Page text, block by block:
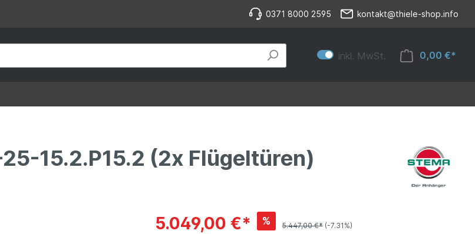
0371 8000 2595 kontakt@thiele-shop.info
inkl. MwSt. 0,00 €*
15.2.P15.2 (2x Flügeltüren)
5.049,00 €* % 5.447,00 €* (-7.31%)